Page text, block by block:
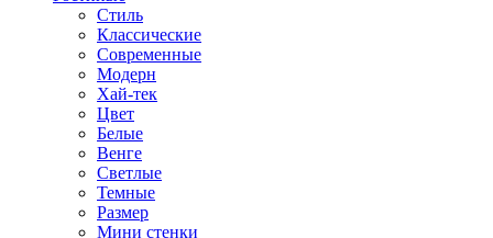
Стиль
Классические
Современные
Модерн
Хай-тек
Цвет
Белые
Венге
Светлые
Темные
Размер
Мини стенки